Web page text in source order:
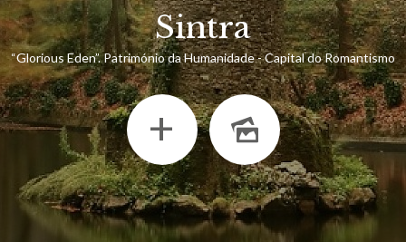
Sintra
“Glorious Eden”. Património da Humanidade - Capital do Romantismo
+